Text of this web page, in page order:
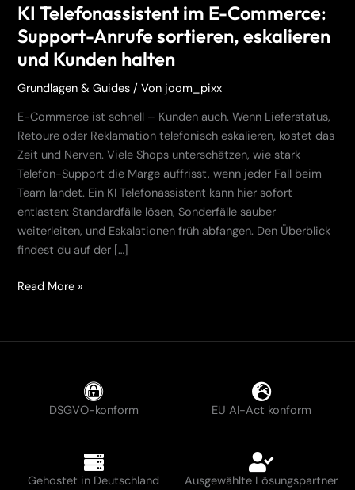
KI Telefonassistent im E-Commerce:
Support-Anrufe sortieren, eskalieren
und Kunden halten
Grundlagen & Guides / Von joom_pixx
E-Commerce ist schnell – Kunden auch. Wenn Lieferstatus,
Retoure oder Reklamation telefonisch eskalieren, kostet das
Zeit und Nerven. Viele Shops unterschätzen, wie stark
Telefon-Support die Marge auffrisst, wenn jeder Fall beim
Team landet. Ein KI Telefonassistent kann hier sofort
entlasten: Standardfälle lösen, Sonderfälle sauber
weiterleiten, und Eskalationen früh abfangen. Den Überblick
findest du auf der […]
Read More »
DSGVO-konform EU AI-Act konform
Gehostet in Deutschland Ausgewählte Lösungspartner